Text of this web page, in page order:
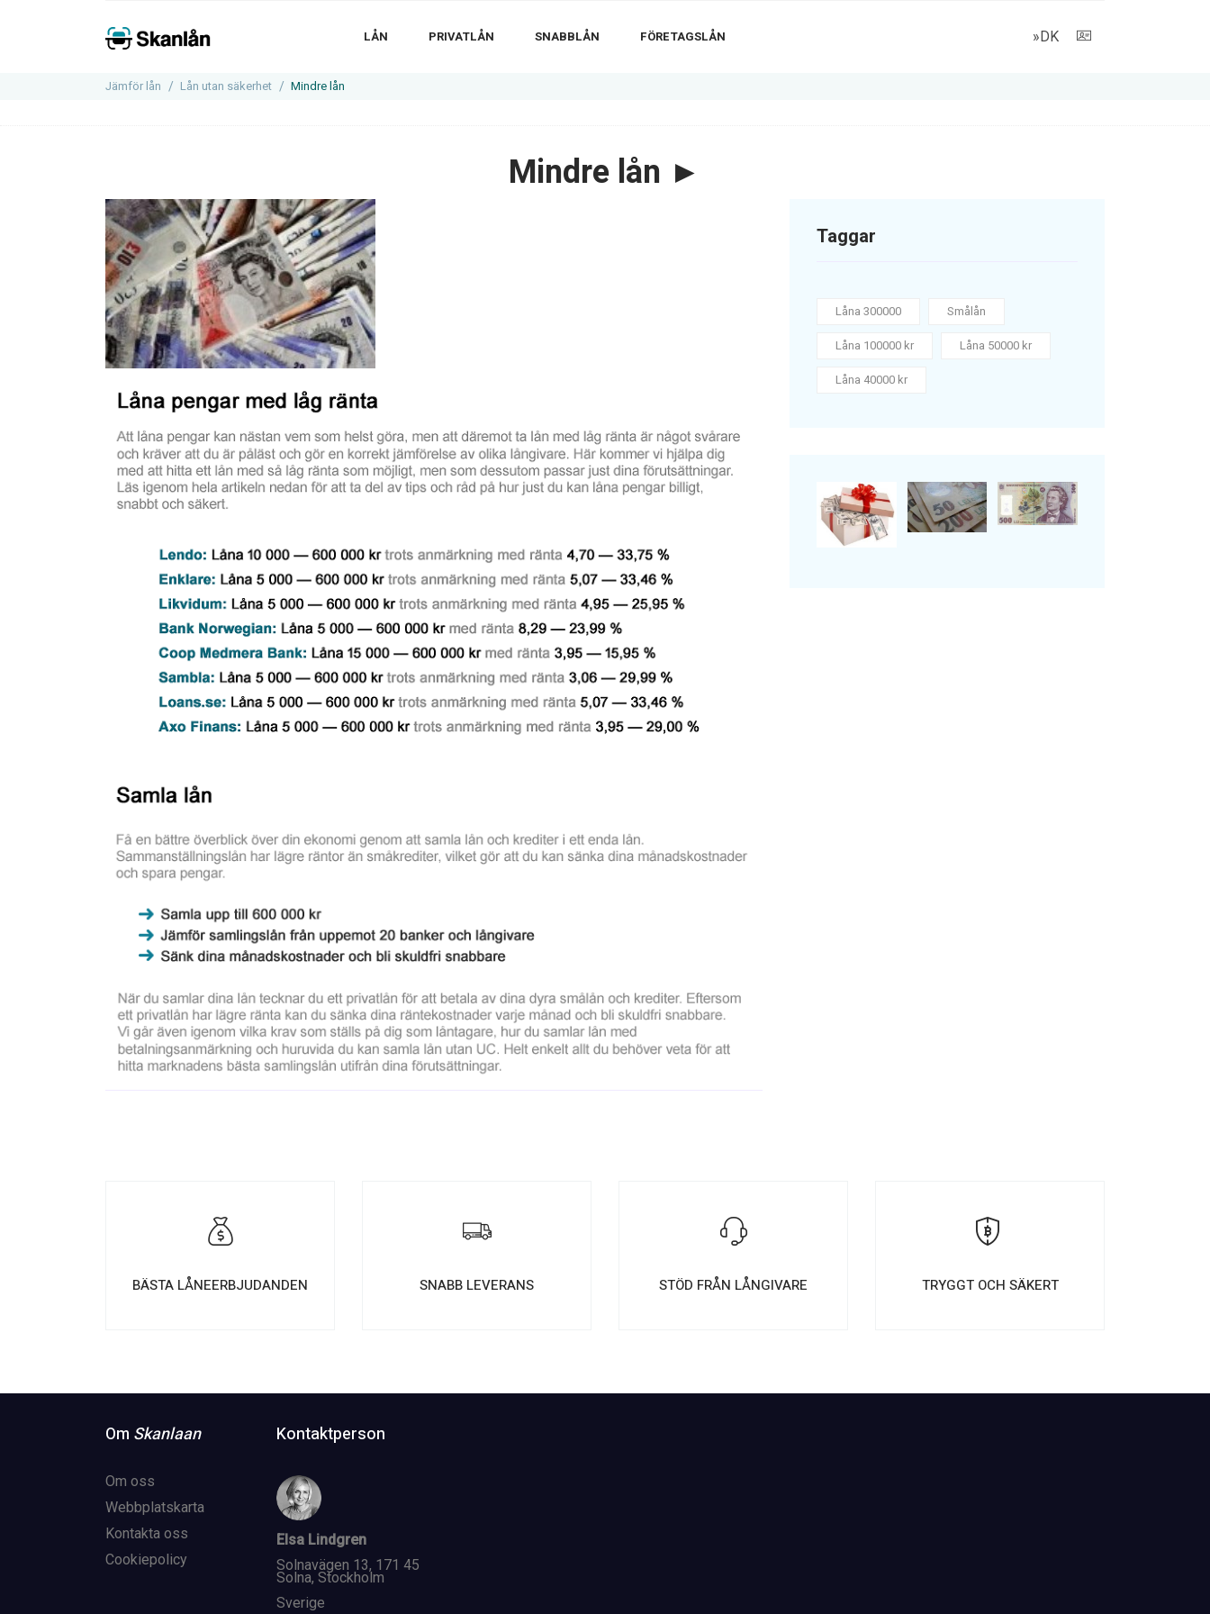
LÅN PRIVATLÅN SNABBLÅN FÖRETAGSLÅN »DK
Jämför lån Lån utan säkerhet Mindre lån
Mindre lån ►
Taggar
Låna 300000 Smålån
Låna 100000 kr Låna 50000 kr
Låna 40000 kr
BÄSTA LÅNEERBJUDANDEN SNABB LEVERANS STÖD FRÅN LÅNGIVARE TRYGGT OCH SÄKERT
Om Skanlaan
Om oss
Webbplatskarta
Kontakta oss
Cookiepolicy
Kontaktperson
Elsa Lindgren
Solnavägen 13, 171 45
Solna, Stockholm
Sverige